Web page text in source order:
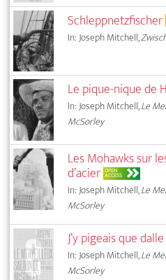
Schleppnetzfischer
In: Joseph Mitchell,
Le pique-nique de
In: Joseph Mitchell,Le
McSorley
Les Mohawks sur
d’acier OPEN
ACCESS
In: Joseph Mitchell,Le
McSorley
J’y pigeais que dalle
In: Joseph Mitchell,Le
McSorley